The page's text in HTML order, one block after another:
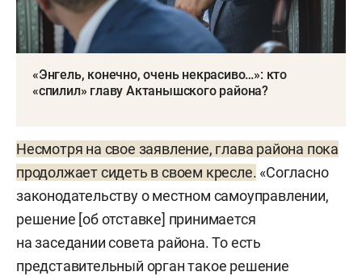
«Энгель, конечно, очень некрасиво…»: кто
«спилил» главу Актанышского района?
Несмотря на свое заявление, глава района пока
продолжает сидеть в своем кресле. «Согласно
законодательству о местном самоуправлении,
решение [об отставке] принимается
на заседании совета района. То есть
представительный орган такое решение